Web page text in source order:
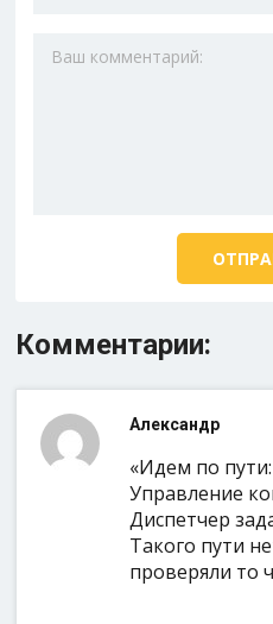
Комментарии:
Александр
«Идем по
Управление
Диспетчер
Такого пути
проверяли то